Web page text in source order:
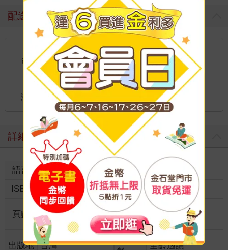
配送方式
台灣
國內宅配：本島、離島
到店取貨：
不限金額免運費
海外
國際快遞：全球
港澳店取：
詳細資料
語言 中文繁體 裝訂
紙本平裝
ISBN
9786267114568 分級 普通級
頁數 80
商品規
格
菊8開21*28cm
出版地 台灣
適讀年
全齡適讀